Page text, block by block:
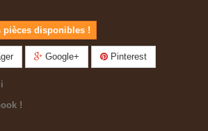
pièces disponibles !
Google+ Pinterest
!